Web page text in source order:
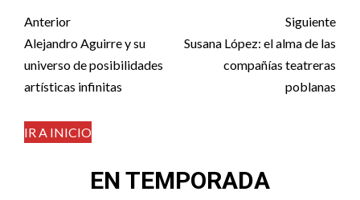
Post
navigation
Anterior
Alejandro Aguirre y su
universo de posibilidades
artísticas infinitas
Siguiente
Susana López: el alma de las
compañías teatreras
poblanas
IR A INICIO
EN TEMPORADA